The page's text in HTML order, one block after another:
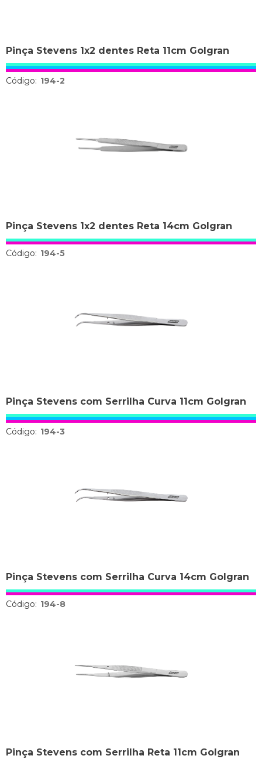
Pinça Stevens 1x2 dentes Reta 11cm Golgran
Código: 194-2
Pinça Stevens 1x2 dentes Reta 14cm Golgran
Código: 194-5
Pinça Stevens com Serrilha Curva 11cm Golgran
Código: 194-3
Pinça Stevens com Serrilha Curva 14cm Golgran
Código: 194-8
Pinça Stevens com Serrilha Reta 11cm Golgran